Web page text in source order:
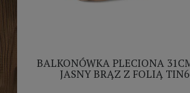
BALKONÓWKA PLECIONA
JASNY BRĄZ Z FOLIĄ